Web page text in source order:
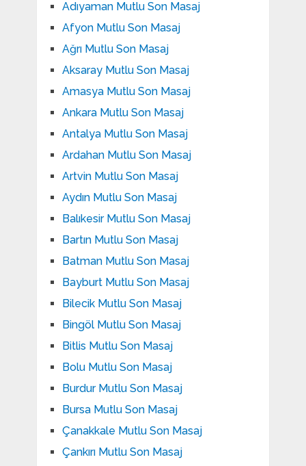
Adıyaman Mutlu Son Masaj
Afyon Mutlu Son Masaj
Ağrı Mutlu Son Masaj
Aksaray Mutlu Son Masaj
Amasya Mutlu Son Masaj
Ankara Mutlu Son Masaj
Antalya Mutlu Son Masaj
Ardahan Mutlu Son Masaj
Artvin Mutlu Son Masaj
Aydın Mutlu Son Masaj
Balıkesir Mutlu Son Masaj
Bartın Mutlu Son Masaj
Batman Mutlu Son Masaj
Bayburt Mutlu Son Masaj
Bilecik Mutlu Son Masaj
Bingöl Mutlu Son Masaj
Bitlis Mutlu Son Masaj
Bolu Mutlu Son Masaj
Burdur Mutlu Son Masaj
Bursa Mutlu Son Masaj
Çanakkale Mutlu Son Masaj
Çankırı Mutlu Son Masaj